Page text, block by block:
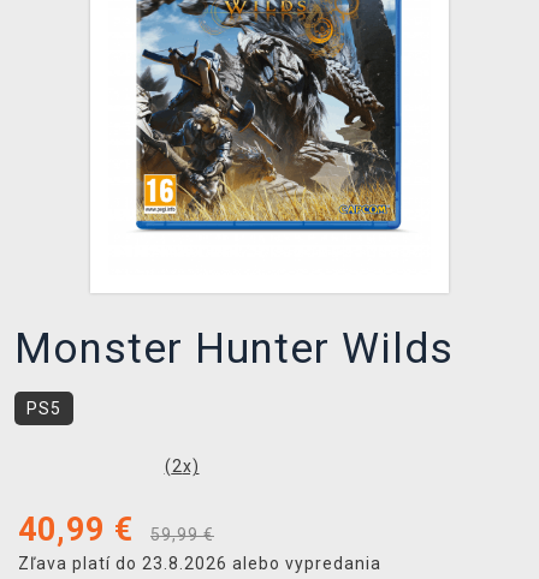
XZONE KLUB
Monster Hunter Wilds
PS5
(2x)
40,99 €
59,99 €
Zľava platí do 23.8.2026 alebo vypredania